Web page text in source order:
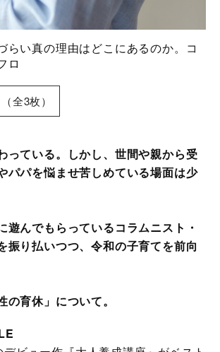
い真の理由はどこにあるのか。コ
ロ
全3枚）
っている。しかし、世間や親から受
パパを悩ませ苦しめている場面は少
んでもらっているコラムニスト・
り払いつつ、令和の子育てを前向
育休」について。